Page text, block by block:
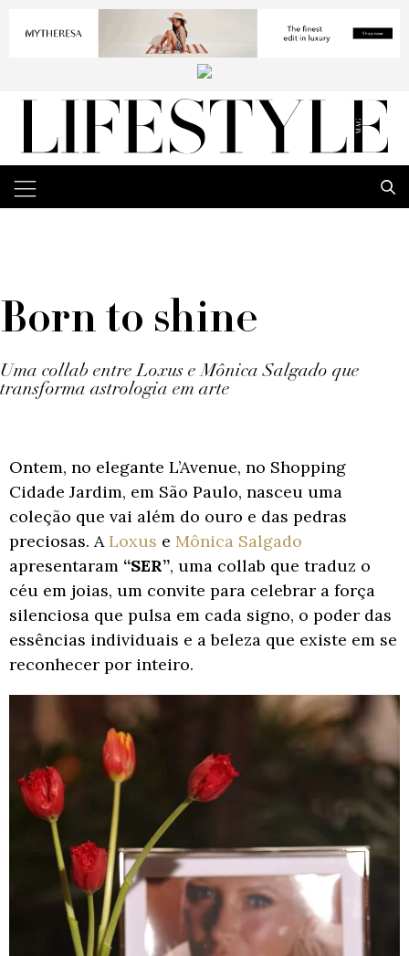
Born to shine
Uma collab entre Loxus e Mônica Salgado que
transforma astrologia em arte
Ontem, no elegante L’Avenue, no Shopping
Cidade Jardim, em São Paulo, nasceu uma
coleção que vai além do ouro e das pedras
preciosas. ALoxus e Mônica Salgado
apresentaram “SER”, uma collab que traduz o
céu em joias, um convite para celebrar a força
silenciosa que pulsa em cada signo, o poder das
essências individuais e a beleza que existe em se
reconhecer por inteiro.